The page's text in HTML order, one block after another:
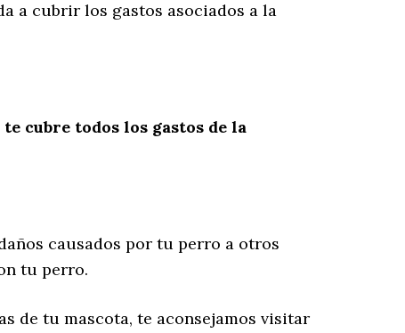
a cubrir los gastos asociados a la
cubre todos los gastos de la
causados por tu perro a otros
tu perro.
de tu mascota, te aconsejamos visitar